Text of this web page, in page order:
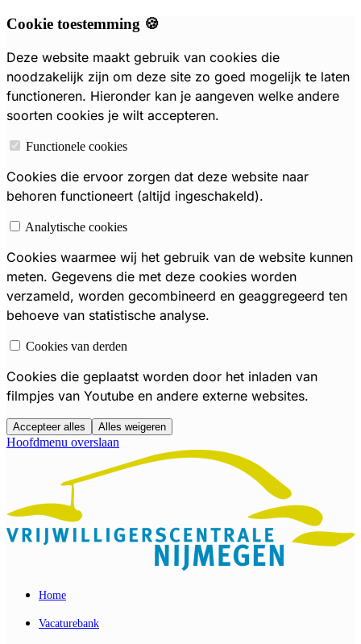
Cookie toestemming 🍪
Deze website maakt gebruik van cookies die
noodzakelijk zijn om deze site zo goed mogelijk te laten
functioneren. Hieronder kan je aangeven welke andere
soorten cookies je wilt accepteren.
Functionele cookies
Cookies die ervoor zorgen dat deze website naar
behoren functioneert (altijd ingeschakeld).
Analytische cookies
Cookies waarmee wij het gebruik van de website kunnen
meten. Gegevens die met deze cookies worden
verzameld, worden gecombineerd en geaggregeerd ten
behoeve van statistische analyse.
Cookies van derden
Cookies die geplaatst worden door het inladen van
filmpjes van Youtube en andere externe websites.
Accepteer alles Alles weigeren
Hoofdmenu overslaan
Home
Vacaturebank